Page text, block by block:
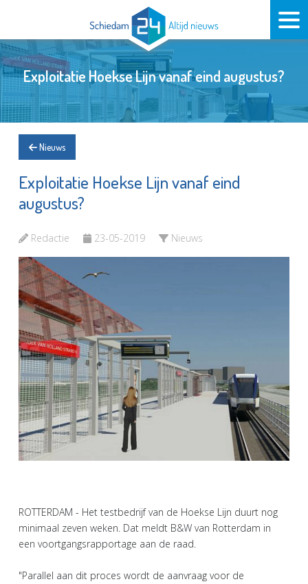
Exploitatie Hoekse Lijn vanaf eind augustus?
Nieuws
Exploitatie Hoekse Lijn vanaf eind
augustus?
Redactie 23-05-2019 Nieuws
ROTTERDAM - Het testbedrijf van de Hoekse Lijn duurt nog
minimaal zeven weken. Dat meldt B&W van Rotterdam in
een voortgangsrapportage aan de raad.
"Parallel aan dit proces wordt de aanvraag voor de